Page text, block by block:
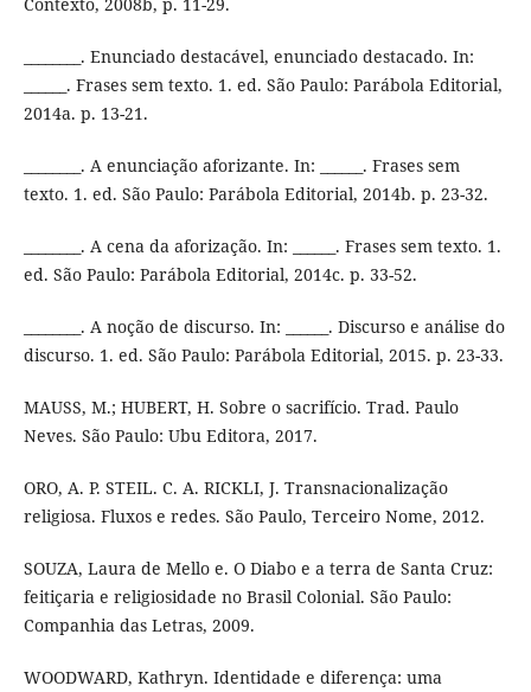
________. Enunciado destacável, enunciado destacado. In:
______. Frases sem texto. 1. ed. São Paulo: Parábola Editorial,
2014a. p. 13-21.
________. A enunciação aforizante. In: ______. Frases sem
texto. 1. ed. São Paulo: Parábola Editorial, 2014b. p. 23-32.
________. A cena da aforização. In: ______. Frases sem texto. 1.
ed. São Paulo: Parábola Editorial, 2014c. p. 33-52.
________. A noção de discurso. In: ______. Discurso e análise do
discurso. 1. ed. São Paulo: Parábola Editorial, 2015. p. 23-33.
MAUSS, M.; HUBERT, H. Sobre o sacrifício. Trad. Paulo
Neves. São Paulo: Ubu Editora, 2017.
ORO, A. P. STEIL. C. A. RICKLI, J. Transnacionalização
religiosa. Fluxos e redes. São Paulo, Terceiro Nome, 2012.
SOUZA, Laura de Mello e. O Diabo e a terra de Santa Cruz:
feitiçaria e religiosidade no Brasil Colonial. São Paulo:
Companhia das Letras, 2009.
WOODWARD, Kathryn. Identidade e diferença: uma